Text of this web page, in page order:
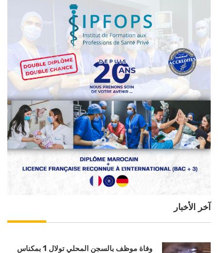
آخر الأخبار
وفاة موظف بالسجن المحلي تولال 1 بمكناس